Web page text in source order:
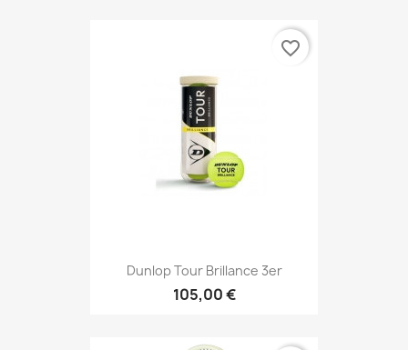
Dunlop Tour Brillance 3er
105,00 €
favorite_border